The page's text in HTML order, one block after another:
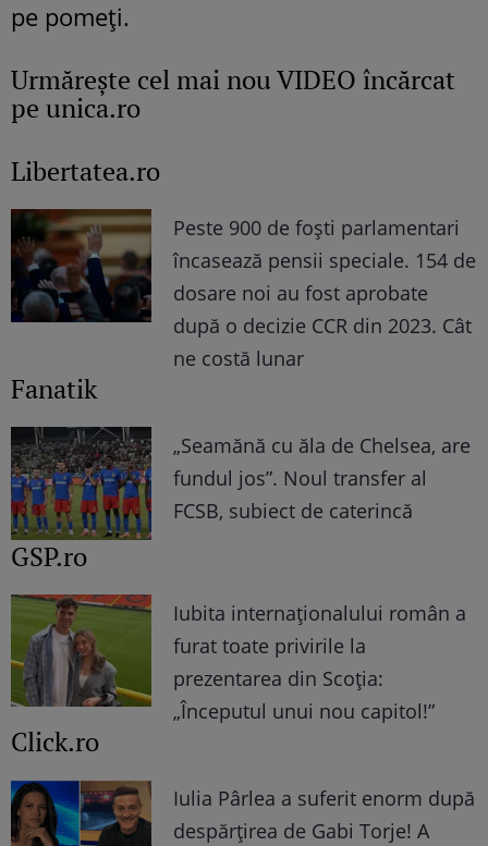
pe pomeţi.
Urmăreşte cel mai nou VIDEO încărcat
pe unica.ro
Libertatea.ro
Peste 900 de foști parlamentari
încasează pensii speciale. 154 de
dosare noi au fost aprobate
după o decizie CCR din 2023. Cât
ne costă lunar
Fanatik
„Seamănă cu ăla de Chelsea, are
fundul jos”. Noul transfer al
FCSB, subiect de caterincă
GSP.ro
Iubita internaționalului român a
furat toate privirile la
prezentarea din Scoția:
„Începutul unui nou capitol!”
Click.ro
Iulia Pârlea a suferit enorm după
despărțirea de Gabi Torje! A